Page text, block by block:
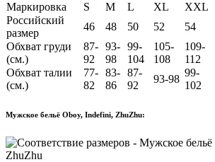
Маркировка S M L XL XXL
Российский
размер
46 48 50 52 54
Обхват груди
(см.)
87-
92
93-
98
99-
104
105-
108
109-
112
Обхват талии
(см.)
77-
82
83-
86
87-
92
93-98
99-
102
Мужское бельё Oboy, Indefini, ZhuZhu: